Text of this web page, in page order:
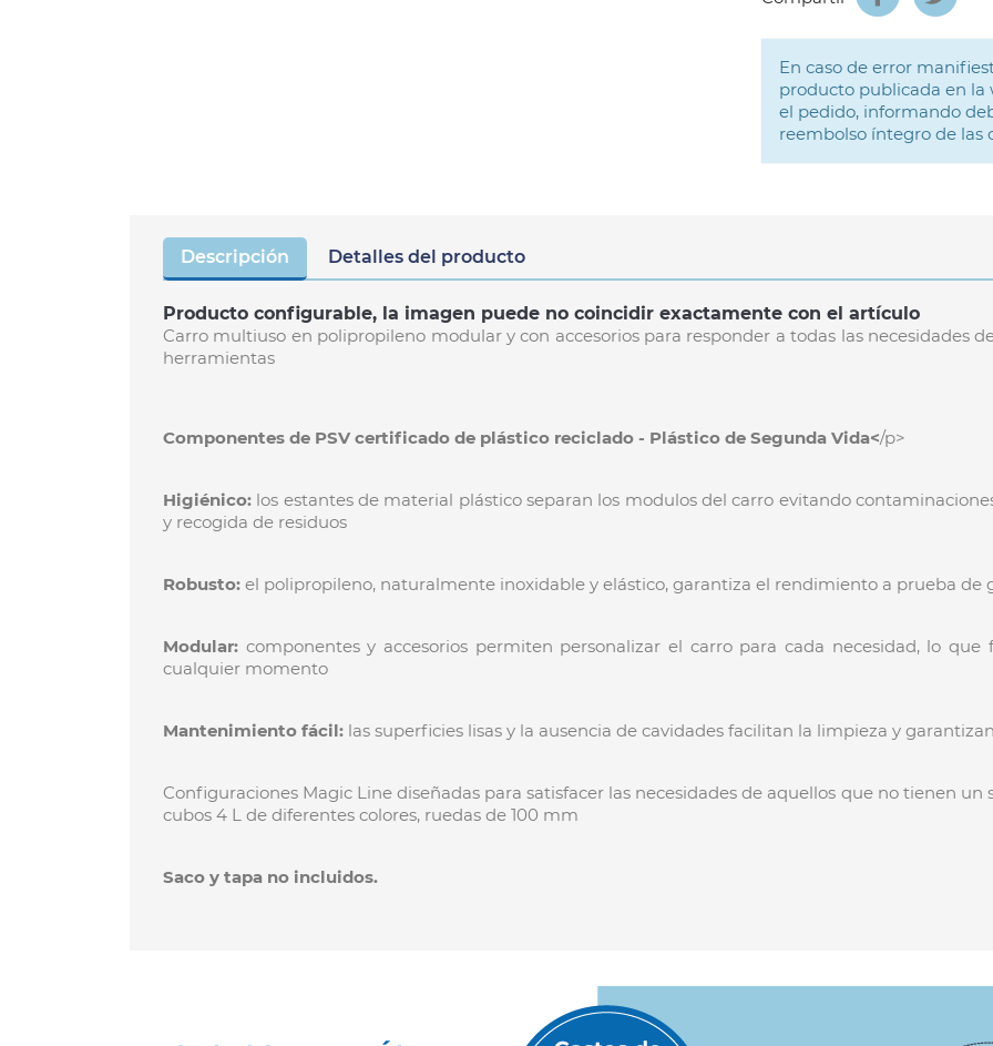
En caso de error
producto publicada en la
el pedido, informando
reembolso íntegro de las
Descripción Detalles del producto
Producto configurable, la imagen puede no coincidir exactamente con el artículo
Carro multiuso en polipropileno modular y con accesorios para responder a todas las necesidades
herramientas
Componentes de PSV certificado de plástico reciclado - Plástico de Segunda Vida</p>
Higiénico: los estantes de material plástico separan los modulos del carro evitando
y recogida de residuos
Robusto: el polipropileno, naturalmente inoxidable y elástico, garantiza el rendimiento a prueba de
Modular: componentes y accesorios permiten personalizar el carro para cada necesidad, lo
cualquier momento
Mantenimiento fácil: las superficies lisas y la ausencia de cavidades facilitan la limpieza y
Configuraciones Magic Line diseñadas para satisfacer las necesidades de aquellos que no tienen
cubos 4 L de diferentes colores, ruedas de 100 mm
Saco y tapa no incluidos.